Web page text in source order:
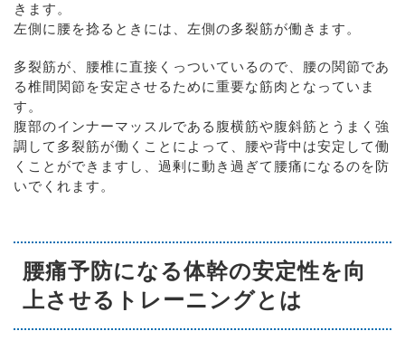
きます。
左側に腰を捻るときには、左側の多裂筋が働きます。
多裂筋が、腰椎に直接くっついているので、腰の関節であ
る椎間関節を安定させるために重要な筋肉となっていま
す。
腹部のインナーマッスルである腹横筋や腹斜筋とうまく強
調して多裂筋が働くことによって、腰や背中は安定して働
くことができますし、過剰に動き過ぎて腰痛になるのを防
いでくれます。
腰痛予防になる体幹の安定性を向
上させるトレーニングとは